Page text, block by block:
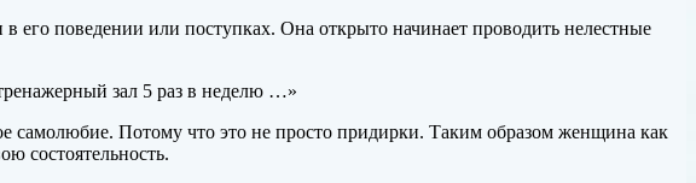
его поведении или поступках. Она открыто начинает проводить нелестные
зал 5 раз в неделю …»
Потому что это не просто придирки. Таким образом женщина как
состоятельность.